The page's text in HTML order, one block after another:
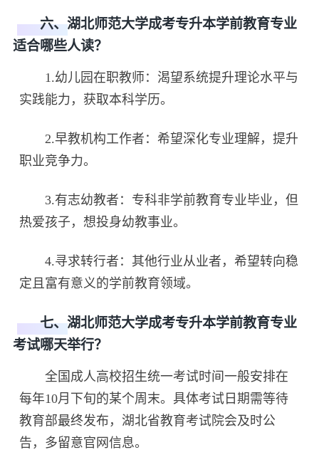
六、湖北师范大学成考专升本学前教育专业
适合哪些人读？
1.幼儿园在职教师：渴望系统提升理论水平与
实践能力，获取本科学历。
2.早教机构工作者：希望深化专业理解，提升
职业竞争力。
3.有志幼教者：专科非学前教育专业毕业，但
热爱孩子，想投身幼教事业。
4.寻求转行者：其他行业从业者，希望转向稳
定且富有意义的学前教育领域。
七、湖北师范大学成考专升本学前教育专业
考试哪天举行？
全国成人高校招生统一考试时间一般安排在
每年10月下旬的某个周末。具体考试日期需等待
教育部最终发布，湖北省教育考试院会及时公
告，多留意官网信息。